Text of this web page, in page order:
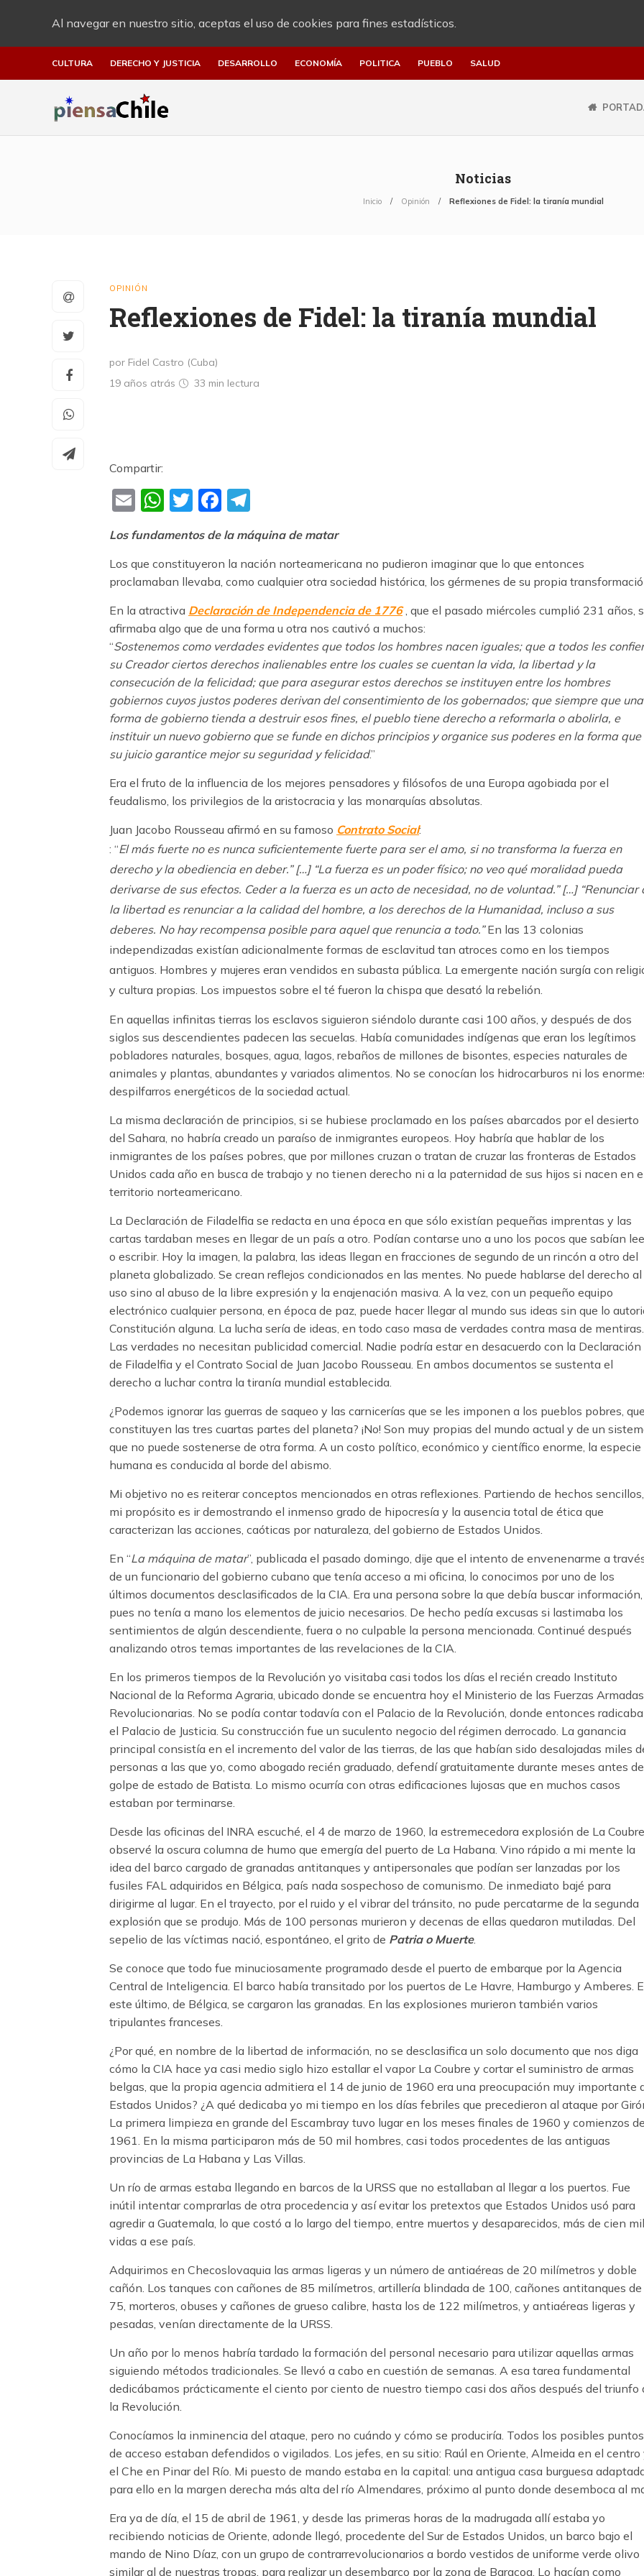
Al navegar en nuestro sitio, aceptas el uso de cookies para fines estadísticos.
CULTURA DERECHO Y JUSTICIA DESARROLLO ECONOMÍA POLITICA PUEBLO SALUD
Noticias
Inicio Opinión Reflexiones de Fidel: la tiranía mundial
OPINIÓN
Reflexiones de Fidel: la tiranía mundial
por Fidel Castro (Cuba)
19 años atrás
33 min lectura
Compartir:
EmailWhatsApp
TwitterFacebook
Los fundamentos de la máquina de matar
Los que constituyeron la nación norteamericana no pudieron imaginar que lo que entonces
proclamaban llevaba, como cualquier otra sociedad histórica, los gérmenes de su propia
En la atractiva Declaración de Independencia de 1776, que el pasado miércoles cumplió 231 años,
afirmaba algo que de una forma u otra nos cautivó a muchos:
“Sostenemos como verdades evidentes que todos los hombres nacen iguales; que a todos les
su Creador ciertos derechos inalienables entre los cuales se cuentan la vida, la libertad y la
consecución de la felicidad; que para asegurar estos derechos se instituyen entre los hombres
gobiernos cuyos justos poderes derivan del consentimiento de los gobernados; que siempre que una
forma de gobierno tienda a destruir esos fines, el pueblo tiene derecho a reformarla o abolirla, e
instituir un nuevo gobierno que se funde en dichos principios y organice sus poderes en la forma que
su juicio garantice mejor su seguridad y felicidad.”
Era el fruto de la influencia de los mejores pensadores y filósofos de una Europa agobiada por el
feudalismo, los privilegios de la aristocracia y las monarquías absolutas.
Juan Jacobo Rousseau afirmó en su famoso Contrato Social:
: “El más fuerte no es nunca suficientemente fuerte para ser el amo, si no transforma la fuerza en
derecho y la obediencia en deber.” […] “La fuerza es un poder físico; no veo qué moralidad pueda
derivarse de sus efectos. Ceder a la fuerza es un acto de necesidad, no de voluntad.” […] “Renunciar
la libertad es renunciar a la calidad del hombre, a los derechos de la Humanidad, incluso a sus
deberes. No hay recompensa posible para aquel que renuncia a todo.”En las 13 colonias
independizadas existían adicionalmente formas de esclavitud tan atroces como en los tiempos
antiguos. Hombres y mujeres eran vendidos en subasta pública. La emergente nación surgía con
y cultura propias. Los impuestos sobre el té fueron la chispa que desató la rebelión.
En aquellas infinitas tierras los esclavos siguieron siéndolo durante casi 100 años, y después de dos
siglos sus descendientes padecen las secuelas. Había comunidades indígenas que eran los legítimos
pobladores naturales, bosques, agua, lagos, rebaños de millones de bisontes, especies naturales de
animales y plantas, abundantes y variados alimentos. No se conocían los hidrocarburos ni los
despilfarros energéticos de la sociedad actual.
La misma declaración de principios, si se hubiese proclamado en los países abarcados por el desierto
del Sahara, no habría creado un paraíso de inmigrantes europeos. Hoy habría que hablar de los
inmigrantes de los países pobres, que por millones cruzan o tratan de cruzar las fronteras de Estados
Unidos cada año en busca de trabajo y no tienen derecho ni a la paternidad de sus hijos si nacen en
territorio norteamericano.
La Declaración de Filadelfia se redacta en una época en que sólo existían pequeñas imprentas y las
cartas tardaban meses en llegar de un país a otro. Podían contarse uno a uno los pocos que sabían
o escribir. Hoy la imagen, la palabra, las ideas llegan en fracciones de segundo de un rincón a otro del
planeta globalizado. Se crean reflejos condicionados en las mentes. No puede hablarse del derecho al
uso sino al abuso de la libre expresión y la enajenación masiva. A la vez, con un pequeño equipo
electrónico cualquier persona, en época de paz, puede hacer llegar al mundo sus ideas sin que lo
Constitución alguna. La lucha sería de ideas, en todo caso masa de verdades contra masa de mentiras.
Las verdades no necesitan publicidad comercial. Nadie podría estar en desacuerdo con la Declaración
de Filadelfia y el Contrato Social de Juan Jacobo Rousseau. En ambos documentos se sustenta el
derecho a luchar contra la tiranía mundial establecida.
¿Podemos ignorar las guerras de saqueo y las carnicerías que se les imponen a los pueblos pobres, que
constituyen las tres cuartas partes del planeta? ¡No! Son muy propias del mundo actual y de un
que no puede sostenerse de otra forma. A un costo político, económico y científico enorme, la especie
humana es conducida al borde del abismo.
Mi objetivo no es reiterar conceptos mencionados en otras reflexiones. Partiendo de hechos sencillos,
mi propósito es ir demostrando el inmenso grado de hipocresía y la ausencia total de ética que
caracterizan las acciones, caóticas por naturaleza, del gobierno de Estados Unidos.
En “La máquina de matar”, publicada el pasado domingo, dije que el intento de envenenarme a
de un funcionario del gobierno cubano que tenía acceso a mi oficina, lo conocimos por uno de los
últimos documentos desclasificados de la CIA. Era una persona sobre la que debía buscar información,
pues no tenía a mano los elementos de juicio necesarios. De hecho pedía excusas si lastimaba los
sentimientos de algún descendiente, fuera o no culpable la persona mencionada. Continué después
analizando otros temas importantes de las revelaciones de la CIA.
En los primeros tiempos de la Revolución yo visitaba casi todos los días el recién creado Instituto
Nacional de la Reforma Agraria, ubicado donde se encuentra hoy el Ministerio de las Fuerzas Armadas
Revolucionarias. No se podía contar todavía con el Palacio de la Revolución, donde entonces radicaba
el Palacio de Justicia. Su construcción fue un suculento negocio del régimen derrocado. La ganancia
principal consistía en el incremento del valor de las tierras, de las que habían sido desalojadas miles
personas a las que yo, como abogado recién graduado, defendí gratuitamente durante meses antes
golpe de estado de Batista. Lo mismo ocurría con otras edificaciones lujosas que en muchos casos
estaban por terminarse.
Desde las oficinas del INRA escuché, el 4 de marzo de 1960, la estremecedora explosión de La
observé la oscura columna de humo que emergía del puerto de La Habana. Vino rápido a mi mente la
idea del barco cargado de granadas antitanques y antipersonales que podían ser lanzadas por los
fusiles FAL adquiridos en Bélgica, país nada sospechoso de comunismo. De inmediato bajé para
dirigirme al lugar. En el trayecto, por el ruido y el vibrar del tránsito, no pude percatarme de la segunda
explosión que se produjo. Más de 100 personas murieron y decenas de ellas quedaron mutiladas. Del
sepelio de las víctimas nació, espontáneo, el grito de Patria o Muerte.
Se conoce que todo fue minuciosamente programado desde el puerto de embarque por la Agencia
Central de Inteligencia. El barco había transitado por los puertos de Le Havre, Hamburgo y Amberes.
este último, de Bélgica, se cargaron las granadas. En las explosiones murieron también varios
tripulantes franceses.
¿Por qué, en nombre de la libertad de información, no se desclasifica un solo documento que nos diga
cómo la CIA hace ya casi medio siglo hizo estallar el vapor La Coubre y cortar el suministro de armas
belgas, que la propia agencia admitiera el 14 de junio de 1960 era una preocupación muy importante
Estados Unidos? ¿A qué dedicaba yo mi tiempo en los días febriles que precedieron al ataque por
La primera limpieza en grande del Escambray tuvo lugar en los meses finales de 1960 y comienzos de
1961. En la misma participaron más de 50 mil hombres, casi todos procedentes de las antiguas
provincias de La Habana y Las Villas.
Un río de armas estaba llegando en barcos de la URSS que no estallaban al llegar a los puertos. Fue
inútil intentar comprarlas de otra procedencia y así evitar los pretextos que Estados Unidos usó para
agredir a Guatemala, lo que costó a lo largo del tiempo, entre muertos y desaparecidos, más de cien mil
vidas a ese país.
Adquirimos en Checoslovaquia las armas ligeras y un número de antiaéreas de 20 milímetros y doble
cañón. Los tanques con cañones de 85 milímetros, artillería blindada de 100, cañones antitanques de
75, morteros, obuses y cañones de grueso calibre, hasta los de 122 milímetros, y antiaéreas ligeras y
pesadas, venían directamente de la URSS.
Un año por lo menos habría tardado la formación del personal necesario para utilizar aquellas armas
siguiendo métodos tradicionales. Se llevó a cabo en cuestión de semanas. A esa tarea fundamental
dedicábamos prácticamente el ciento por ciento de nuestro tiempo casi dos años después del triunfo
la Revolución.
Conocíamos la inminencia del ataque, pero no cuándo y cómo se produciría. Todos los posibles puntos
de acceso estaban defendidos o vigilados. Los jefes, en su sitio: Raúl en Oriente, Almeida en el centro
el Che en Pinar del Río. Mi puesto de mando estaba en la capital: una antigua casa burguesa
para ello en la margen derecha más alta del río Almendares, próximo al punto donde desemboca al
Era ya de día, el 15 de abril de 1961, y desde las primeras horas de la madrugada allí estaba yo
recibiendo noticias de Oriente, adonde llegó, procedente del Sur de Estados Unidos, un barco bajo el
mando de Nino Díaz, con un grupo de contrarrevolucionarios a bordo vestidos de uniforme verde olivo
similar al de nuestras tropas, para realizar un desembarco por la zona de Baracoa. Lo hacían como